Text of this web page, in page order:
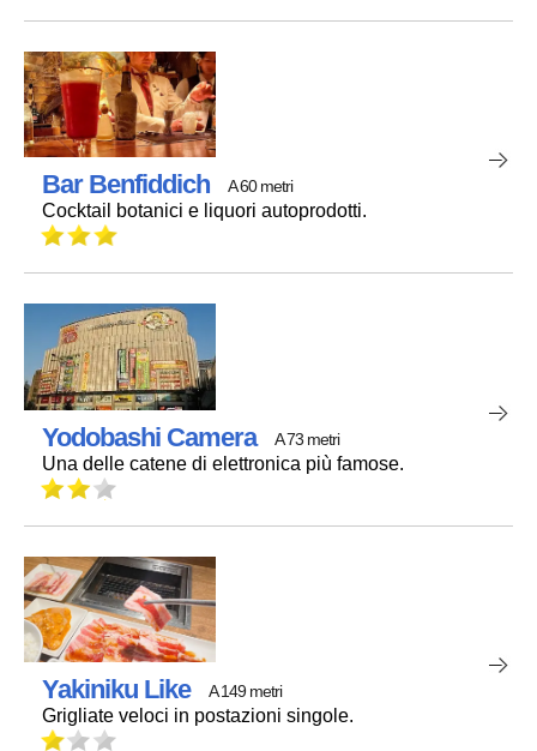
Bar Benfiddich A 60 metri
Cocktail botanici e liquori autoprodotti.
Yodobashi Camera A 73 metri
Una delle catene di elettronica più famose.
Yakiniku Like A 149 metri
Grigliate veloci in postazioni singole.